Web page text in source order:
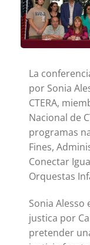
La
por Sonia
CTERA,
Nacional de
programas
Fines,
Conectar
Orquestas
Sonia Alesso
justica por
pretender